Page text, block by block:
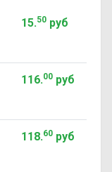
15.50руб
116.00руб
118.60руб